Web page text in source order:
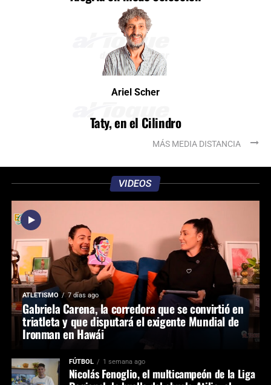
Ariel Scher
Taty, en el Cilindro
MÁS MEDIA DISTANCIA
VIDEOS
ATLETISMO 7 días ago
Gabriela Carena, la corredora que se convirtió en
triatleta y que disputará el exigente Mundial de
Ironman en Hawái
FÚTBOL 1 semana ago
Nicolás Fenoglio, el multicampeón de la Liga